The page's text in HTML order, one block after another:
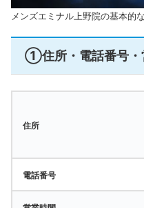
メンズエミナル上野院の基本的
①住所・電話番号・
住所
電話番号